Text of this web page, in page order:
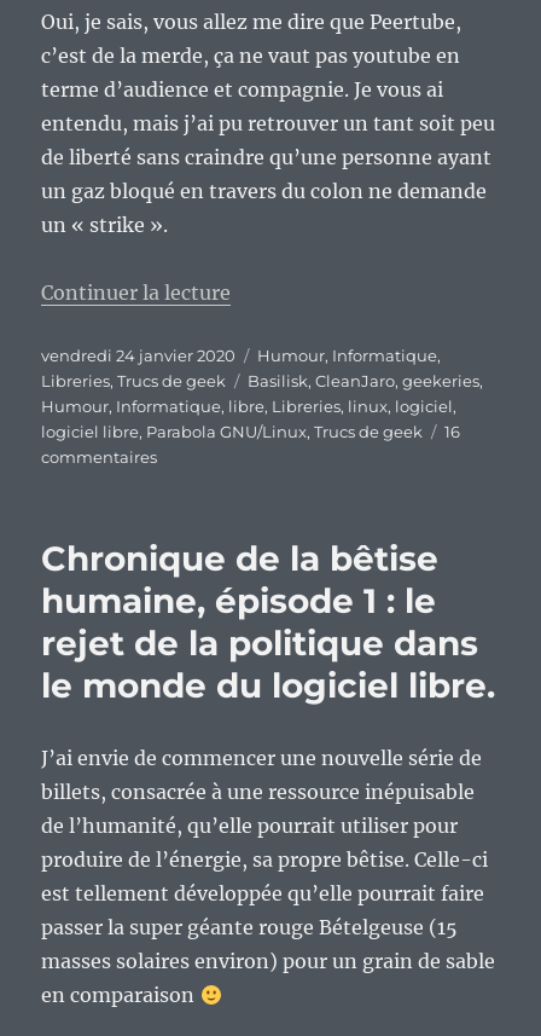
Oui, je sais, vous allez me dire que Peertube,
c’est de la merde, ça ne vaut pas youtube en
terme d’audience et compagnie. Je vous ai
entendu, mais j’ai pu retrouver un tant soit peu
de liberté sans craindre qu’une personne ayant
un gaz bloqué en travers du colon ne demande
un « strike ».
Continuer la lecture
Publié
le
vendredi 24 janvier 2020 Catégories
Humour, Informatique,
Libreries,Trucs de geek Étiquettes
Basilisk,CleanJaro,geekeries,
Humour, Informatique, libre, Libreries, linux, logiciel,
logiciel libre, Parabola GNU/Linux,Trucs de geek
16
commentairessur
châtie
bien
:
autant
se
moquer
libre
à
destination
bureautique…
Chronique de la bêtise
humaine, épisode 1 : le
rejet de la politique dans
le monde du logiciel libre.
J’ai envie de commencer une nouvelle série de
billets, consacrée à une ressource inépuisable
de l’humanité, qu’elle pourrait utiliser pour
produire de l’énergie, sa propre bêtise. Celle-ci
est tellement développée qu’elle pourrait faire
passer la super géante rouge Bételgeuse (15
masses solaires environ) pour un grain de sable
en comparaison